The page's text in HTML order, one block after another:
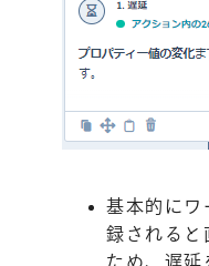
基本的にワ
録されると
ため、遅延